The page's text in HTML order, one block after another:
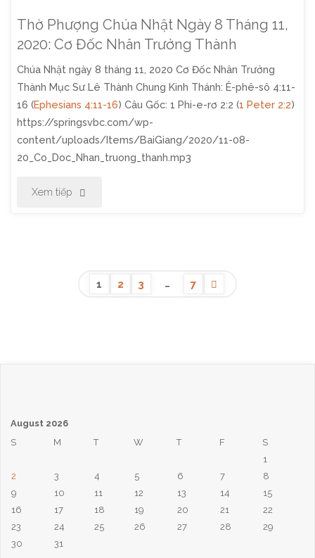
2020:
Chiến
Lược
và
Chiến
Thắng"
Thờ Phượng Chúa Nhật Ngày 8 Tháng 11,
2020: Cơ Đốc Nhân Trưởng Thành
Chúa Nhật ngày 8 tháng 11, 2020 Cơ Đốc Nhân Trưởng
Thành Mục Sư Lê Thành Chung Kinh Thánh: Ê-phê-sô 4:11-
16 (Ephesians 4:11-16) Câu Gốc: 1 Phi-e-rơ 2:2 (1 Peter 2:2)
https://springsvbc.com/wp-
content/uploads/Items/BaiGiang/2020/11-08-
20_Co_Doc_Nhan_truong_thanh.mp3
Xem tiếp "Thờ
Nhân
1 2 3 … 7
August 2026
S
M T W T F
S
1
2
3 4 5 6 7
8
9
10 11 12 13 14
15
16
17 18 19 20 21
22
23
24 25 26 27 28
29
30
31